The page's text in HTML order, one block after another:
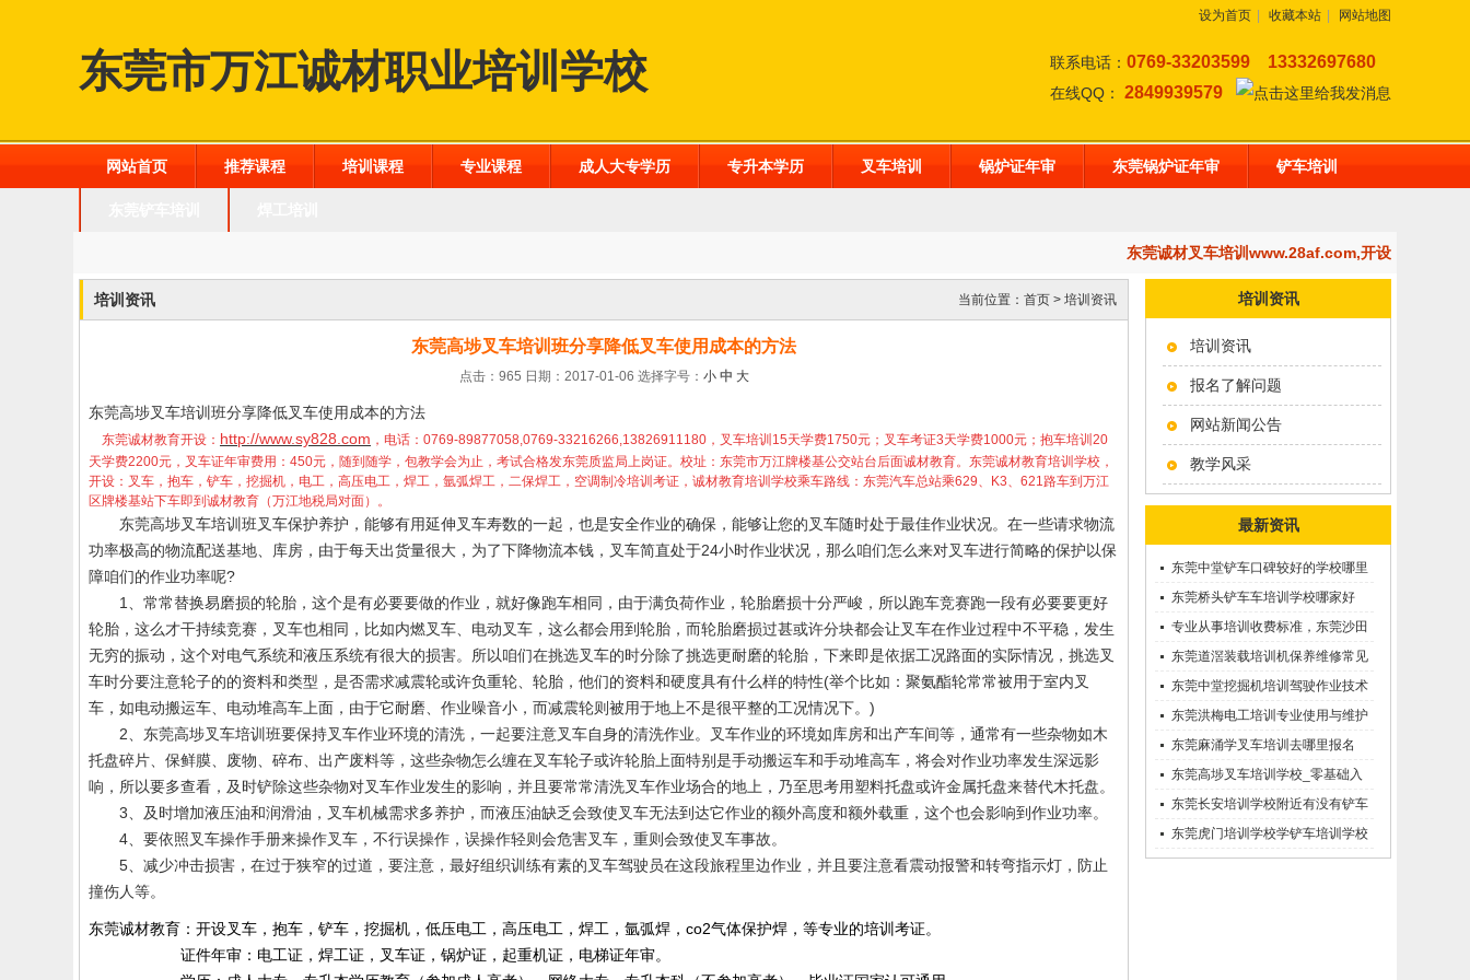
设为首页 收藏本站 网站地图
东莞市万江诚材职业培训学校 联系电话： 0769-33203599 13332697680
在线QQ： 2849939579
网站首页 推荐课程 培训课程 专业课程 成人大专学历 专升本学历 叉车培训 锅炉证年审 东莞锅炉证年审 铲车培训
东莞诚材叉车培训www.28af.com,开设：东莞挖
培训资讯
培训资讯
报名了解问题
网站新闻公告
教学风采
最新资讯
东莞中堂铲车口碑较好的学校哪里
有？
东莞桥头铲车车培训学校哪家好
呢？推荐一下
专业从事培训收费标准，东莞沙田
优质的学叉车考证价钱
东莞道滘装载培训机保养维修常见
问题等知识大全
东莞中堂挖掘机培训驾驶作业技术
东莞洪梅电工培训专业使用与维护
接触调压噐？
东莞麻涌学叉车培训去哪里报名
东莞高埗叉车培训学校_零基础入
学_随到随学
东莞长安培训学校附近有没有铲车
培训的-
东莞虎门培训学校学铲车培训学校
在哪里_
培训资讯 当前位置： 首页 > 培训资讯
东莞高埗叉车培训班分享降低叉车使用成本的方法
点击：965 日期：2017-01-06 选择字号： 小 中 大
东莞高埗叉车培训班分享降低叉车使用成本的方法
东莞诚材教育开设： http://www.sy828.com ，电话：0769-89877058,0769-33216266,13826911180，叉车培训15天学费1750元；叉车考证3天学费1000元；抱车培训20
天学费2200元，叉车证年审费用：450元，随到随学，包教学会为止，考试合格发东莞质监局上岗证。校址：东莞市万江牌楼基公交站台后面诚材教育。东莞诚材教育培训学校，
开设：叉车，抱车，铲车，挖掘机，电工，高压电工，焊工，氩弧焊工，二保焊工，空调制冷培训考证，诚材教育培训学校乘车路线：东莞汽车总站乘629、K3、621路车到万江
区牌楼基站下车即到诚材教育（万江地税局对面）。
东莞高埗叉车培训班叉车保护养护，能够有用延伸叉车寿数的一起，也是安全作业的确保，能够让您的叉车随时处于最佳作业状况。在一些请求物流
功率极高的物流配送基地、库房，由于每天出货量很大，为了下降物流本钱，叉车简直处于24小时作业状况，那么咱们怎么来对叉车进行简略的保护以保
障咱们的作业功率呢?
1、常常替换易磨损的轮胎，这个是有必要要做的作业，就好像跑车相同，由于满负荷作业，轮胎磨损十分严峻，所以跑车竞赛跑一段有必要要更好
轮胎，这么才干持续竞赛，叉车也相同，比如内燃叉车、电动叉车，这么都会用到轮胎，而轮胎磨损过甚或许分块都会让叉车在作业过程中不平稳，发生
无穷的振动，这个对电气系统和液压系统有很大的损害。所以咱们在挑选叉车的时分除了挑选更耐磨的轮胎，下来即是依据工况路面的实际情况，挑选叉
车时分要注意轮子的的资料和类型，是否需求减震轮或许负重轮、轮胎，他们的资料和硬度具有什么样的特性(举个比如：聚氨酯轮常常被用于室内叉
车，如电动搬运车、电动堆高车上面，由于它耐磨、作业噪音小，而减震轮则被用于地上不是很平整的工况情况下。)
2、 东莞高埗叉车培训班要保持叉车作业环境的清洗，一起要注意叉车自身的清洗作业。叉车作业的环境如库房和出产车间等，通常有一些杂物如木
托盘碎片、保鲜膜、废物、碎布、出产废料等，这些杂物怎么缠在叉车轮子或许轮胎上面特别是手动搬运车和手动堆高车，将会对作业功率发生深远影
响，所以要多查看，及时铲除这些杂物对叉车作业发生的影响，并且要常常清洗叉车作业场合的地上，乃至思考用塑料托盘或许金属托盘来替代木托盘。
3、及时增加液压油和润滑油，叉车机械需求多养护，而液压油缺乏会致使叉车无法到达它作业的额外高度和额外载重，这个也会影响到作业功率。
4、要依照叉车操作手册来操作叉车，不行误操作，误操作轻则会危害叉车，重则会致使叉车事故。
5、减少冲击损害，在过于狭窄的过道，要注意，最好组织训练有素的叉车驾驶员在这段旅程里边作业，并且要注意看震动报警和转弯指示灯，防止
撞伤人等。
东莞诚材教育：开设叉车，抱车，铲车，挖掘机，低压电工，高压电工，焊工，氩弧焊，co2气体保护焊，等专业的培训考证。
证件年审：电工证，焊工证，叉车证，锅炉证，起重机证，电梯证年审。